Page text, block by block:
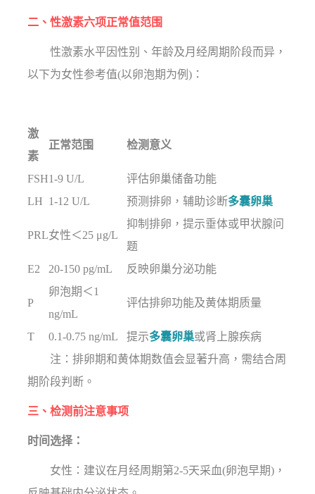
二、性激素六项正常值范围
性激素水平因性别、年龄及月经周期阶段而异，
以下为女性参考值(以卵泡期为例)：
激
素
正常范围 检测意义
FSH1-9 U/L
评估卵巢储备功能
LH 1-12 U/L 预测排卵，辅助诊断多囊卵巢
PRL女性＜25 μg/L
抑制排卵，提示垂体或甲状腺问
题
E2
20-150 pg/mL 反映卵巢分泌功能
P
卵泡期＜1
ng/mL
评估排卵功能及黄体期质量
T 0.1-0.75 ng/mL 提示多囊卵巢或肾上腺疾病
注：排卵期和黄体期数值会显著升高，需结合周
期阶段判断。
三、检测前注意事项
时间选择：
女性：建议在月经周期第2-5天采血(卵泡早期)，